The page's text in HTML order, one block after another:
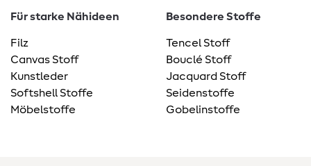
Für starke Nähideen
Filz
Canvas Stoff
Kunstleder
Softshell Stoffe
Möbelstoffe
Besondere Stoffe
Tencel Stoff
Bouclé Stoff
Jacquard Stoff
Seidenstoffe
Gobelinstoffe